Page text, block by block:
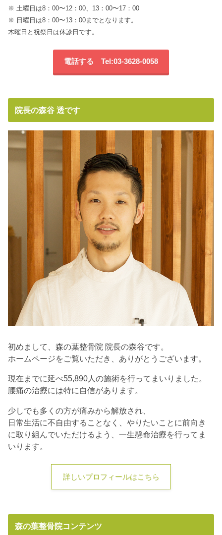
※ 土曜日は8：00〜12：00、13：00〜17：00
※ 日曜日は8：00〜13：00までとなります。
木曜日と祝祭日は休診日です。
電話する Tel:03-3628-0058
院長の森谷 透です
初めまして、森の葉整骨院 院長の森谷です。
ホームページをご覧いただき、ありがとうございます。
現在までに延べ55,890人の施術を行ってまいりました。
腰痛の治療には特に自信があります。
少しでも多くの方が痛みから解放され、
日常生活に不自由することなく、やりたいことに前向き
に取り組んでいただけるよう、一生懸命治療を行ってま
いります。
詳しいプロフィールはこちら
森の葉整骨院コンテンツ